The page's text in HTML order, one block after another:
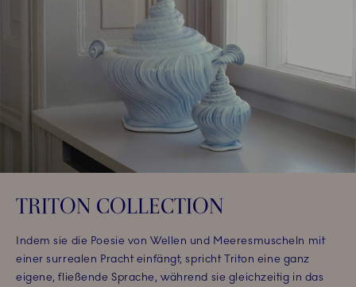
TRITON COLLECTION
Indem sie die Poesie von Wellen und Meeresmuscheln mit
einer surrealen Pracht einfängt, spricht Triton eine ganz
eigene, fließende Sprache, während sie gleichzeitig in das